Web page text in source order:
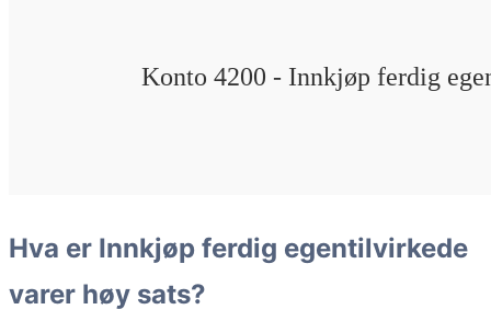
Hva er Innkjøp ferdig egentilvirkede
varer høy sats?